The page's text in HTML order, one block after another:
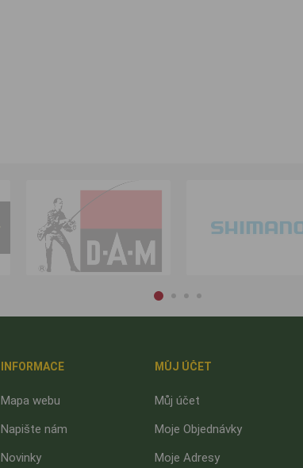
INFORMACE
Mapa webu
Napište nám
Novinky
MŮJ ÚČET
Můj účet
Moje Objednávky
Moje Adresy